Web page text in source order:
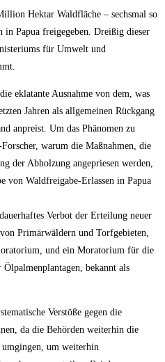
Hektar Waldfläche – sechsmal so
Papua freigegeben. Dreißig dieser
für Umwelt und
eklatante Ausnahme von dem, was
Jahren als allgemeinen Rückgang
anpreist. Um das Phänomen zu
warum die Maßnahmen, die
der Abholzung angepriesen werden,
von Waldfreigabe-Erlassen in Papua
Verbot der Erteilung neuer
Primärwäldern und Torfgebieten,
und ein Moratorium für die
bekannt als
Verstöße gegen die
da die Behörden weiterhin die
um weiterhin